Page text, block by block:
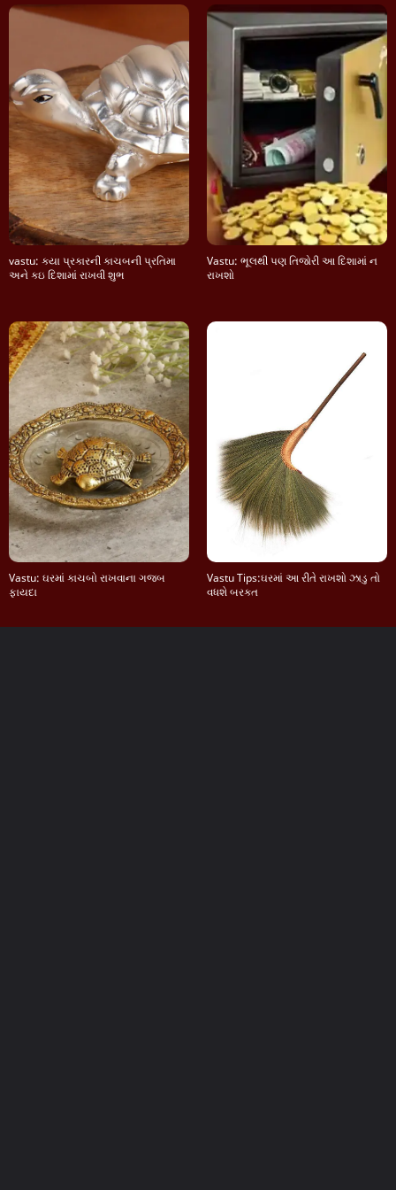
vastu: કયા પ્રકારની કાચબની પ્રતિમા
અને કઇ દિશામાં રાખવી શુભ
Vastu: ભૂલથી પણ તિજોરી આ દિશામાં ન
રાખશો
Vastu: ઘરમાં કાચબો રાખવાના ગજબ
ફાયદા
Vastu Tips:ઘરમાં આ રીતે રાખશો ઝાડુ તો
વધશે બરકત